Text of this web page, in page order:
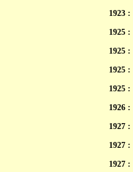
1923 :
1925 :
1925 :
1925 :
1925 :
1926 :
1927 :
1927 :
1927 :